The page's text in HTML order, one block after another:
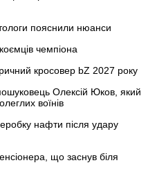
пояснили нюанси
чемпіона
кросовер bZ 2027 року
Олексій Юков, який
воїнів
нафти після удару
що заснув біля